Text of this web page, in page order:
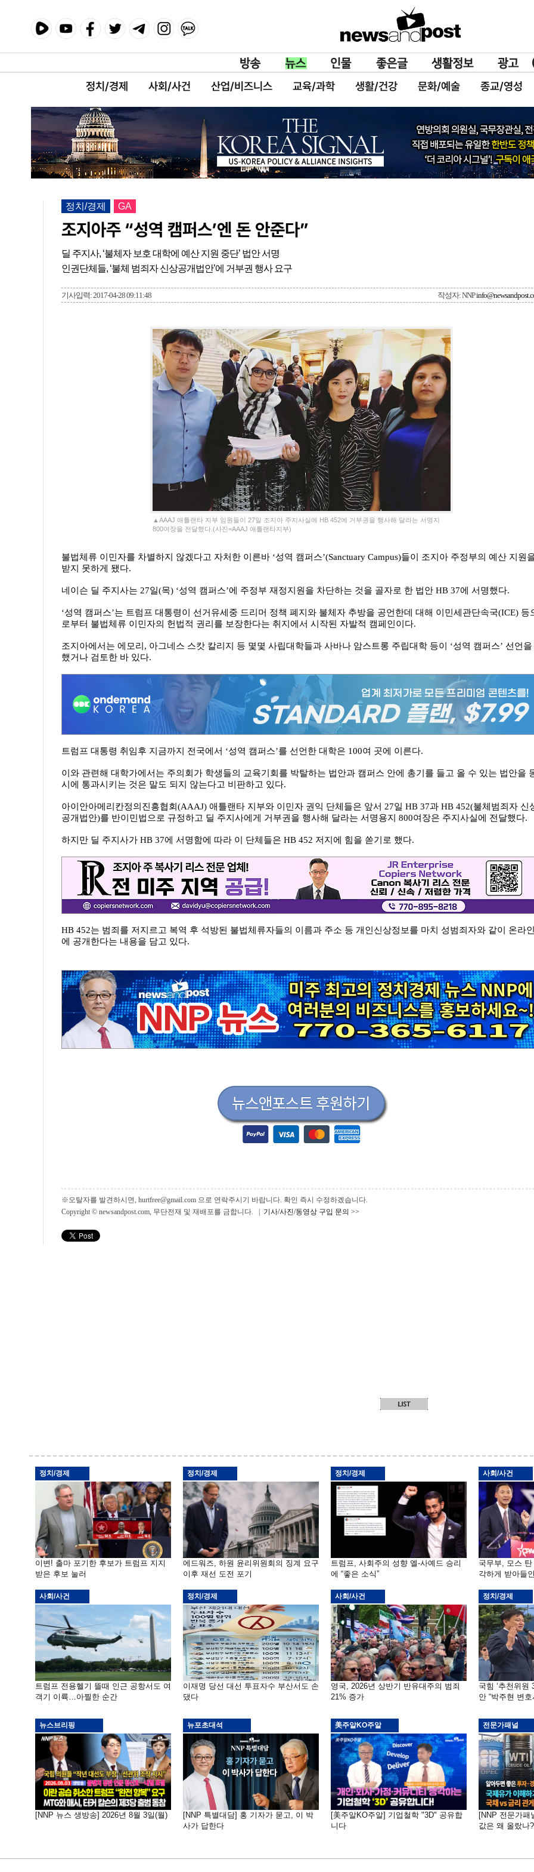
정치/경제 사회/사건 산업/비즈니스 교육/과학 생활/건강 문화/예술 종교/영성
정치/경제 GA
조지아주 “성역 캠퍼스’엔 돈 안준다”
딜 주지사, ‘불체자 보호 대학에 예산 지원 중단’ 법안 서명
인권단체들, ‘불체 범죄자 신상공개법안’에 거부권 행사 요구
기사입력: 2017-04-28 09:11:48 작성자: NNP
▲AAAJ 애틀랜타 지부 임원들이 27일 조지아 주지사실에 HB 452에 거부권을 행사해 달라는 서명지
800여장을 전달했다.(사진=AAAJ 애틀랜타지부)
불법체류 이민자를 차별하지 않겠다고 자처한 이른바 ‘성역 캠퍼스’(Sanctuary Campus)들이 조지아 주정부의 예산 지원
받지 못하게 됐다.
네이슨 딜 주지사는 27일(목) ‘성역 캠퍼스’에 주정부 재정지원을 차단하는 것을 골자로 한 법안 HB 37에 서명했다.
‘성역 캠퍼스’는 트럼프 대통령이 선거유세중 드리머 정책 폐지와 불체자 추방을 공언한데 대해 이민세관단속국(ICE) 등
로부터 불법체류 이민자의 헌법적 권리를 보장한다는 취지에서 시작된 자발적 캠페인이다.
조지아에서는 에모리, 아그네스 스캇 칼리지 등 몇몇 사립대학들과 사바나 암스트롱 주립대학 등이 ‘성역 캠퍼스’ 선언을
했거나 검토한 바 있다.
트럼프 대통령 취임후 지금까지 전국에서 ‘성역 캠퍼스’를 선언한 대학은 100여 곳에 이른다.
이와 관련해 대학가에서는 주의회가 학생들의 교육기회를 박탈하는 법안과 캠퍼스 안에 총기를 들고 올 수 있는 법안을
시에 통과시키는 것은 말도 되지 않는다고 비판하고 있다.
아이안아메리칸정의진흥협회(AAAJ) 애틀랜타 지부와 이민자 권익 단체들은 앞서 27일 HB 37과 HB 452(불체범죄자 신
공개법안)를 반이민법으로 규정하고 딜 주지사에게 거부권을 행사해 달라는 서명용지 800여장은 주지사실에 전달했다.
하지만 딜 주지사가 HB 37에 서명함에 따라 이 단체들은 HB 452 저지에 힘을 쏟기로 했다.
HB 452는 범죄를 저지르고 복역 후 석방된 불법체류자들의 이름과 주소 등 개인신상정보를 마치 성범죄자와 같이 온라
에 공개한다는 내용을 담고 있다.
※오탈자를 발견하시면, hurtfree@gmail.com 으로 연락주시기 바랍니다. 확인 즉시 수정하겠습니다.
Copyright © newsandpost.com, 무단전재 및 재배포를 금합니다. | 기사/사진/동영상 구입 문의 >>
정치/경제
이변! 출마 포기한 후보가 트럼프 지지
받은 후보 눌러
정치/경제
에드워즈, 하원 윤리위원회의 징계 요구
이후 재선 도전 포기
정치/경제
트럼프, 사회주의 성향 엘-사예드 승리
에 “좋은 소식”
사회/사건
국무부, 모스
각하게 받아들
사회/사건
트럼프 전용헬기 뜰때 인근 공항서도 여
객기 이륙…아찔한 순간
정치/경제
이재명 당선 대선 투표자수 부산서도 손
댔다
사회/사건
영국, 2026년 상반기 반유대주의 범죄
21% 증가
정치/경제
국힘 ‘추천위원
안 “박주현 변
뉴스브리핑
[NNP 뉴스 생방송] 2026년 8월 3일(월)
뉴포초대석
[NNP 특별대담] 홍 기자가 묻고, 이 박
사가 답한다
美주알KO주알
[美주알KO주알] 기업철학 "3D" 공유합
니다
전문가패널
[NNP 전문가패
값은 왜 올랐